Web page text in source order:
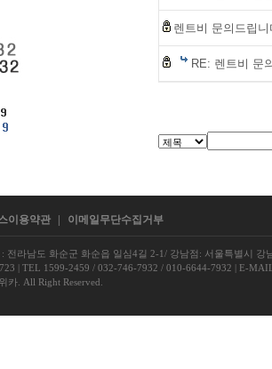
렌트비 문의드립니
RE: 렌트비 문
이용약관 이메일무단수집거부
: 전라남도 화순군 화순읍 일심4길 2-1/ 강남점: 서울특별시 강
| TEL 1599-2459 / 032-746-7932 / 010-6644-7932 | E-
카. All Right Reserved.